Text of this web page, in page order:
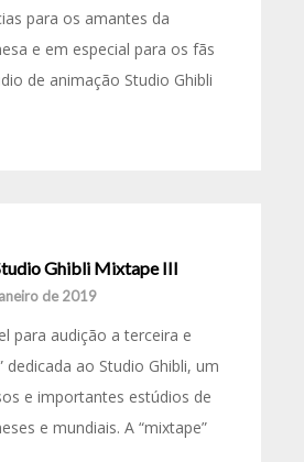
para os amantes da
e em especial para os fãs
de animação Studio Ghibli
Ghibli Mixtape III
de 2019
para audição a terceira e
dedicada ao Studio Ghibli, um
e importantes estúdios de
e mundiais. A “mixtape”